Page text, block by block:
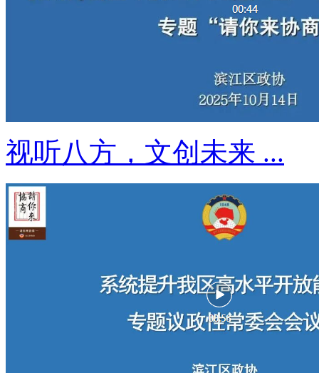
视听八方，文创未来 ...